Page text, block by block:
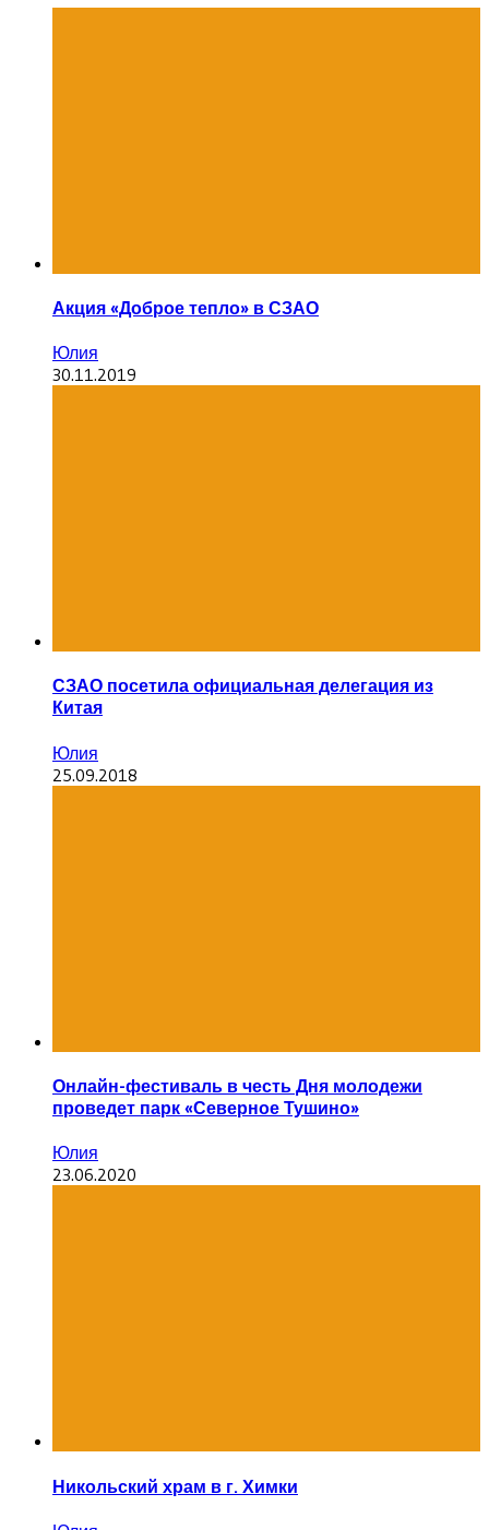
Акция «Доброе тепло» в СЗАО
Юлия
30.11.2019
СЗАО посетила официальная делегация из
Китая
Юлия
25.09.2018
Онлайн-фестиваль в честь Дня молодежи
проведет парк «Северное Тушино»
Юлия
23.06.2020
Никольский храм в г. Химки